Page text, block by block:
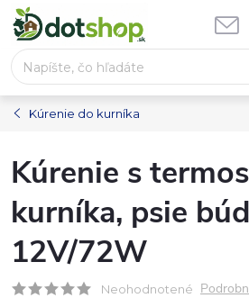
Prejsť
na
obsah
Kúrenie do kurníka
Kúrenie s
kurníka, psie
12V/72W
Neohodnotené